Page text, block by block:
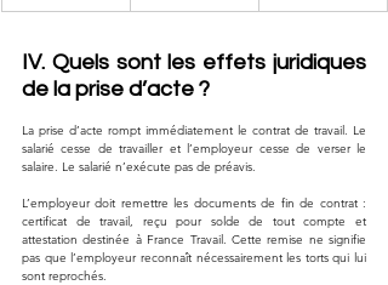
IV. Quels sont les effets juridiques
de la prise d’acte ?
La prise d’acte rompt immédiatement le contrat de travail. Le
salarié cesse de travailler et l’employeur cesse de verser le
salaire. Le salarié n’exécute pas de préavis.
L’employeur doit remettre les documents de fin de contrat :
certificat de travail, reçu pour solde de tout compte et
attestation destinée à France Travail. Cette remise ne signifie
pas que l’employeur reconnaît nécessairement les torts qui lui
sont reprochés.